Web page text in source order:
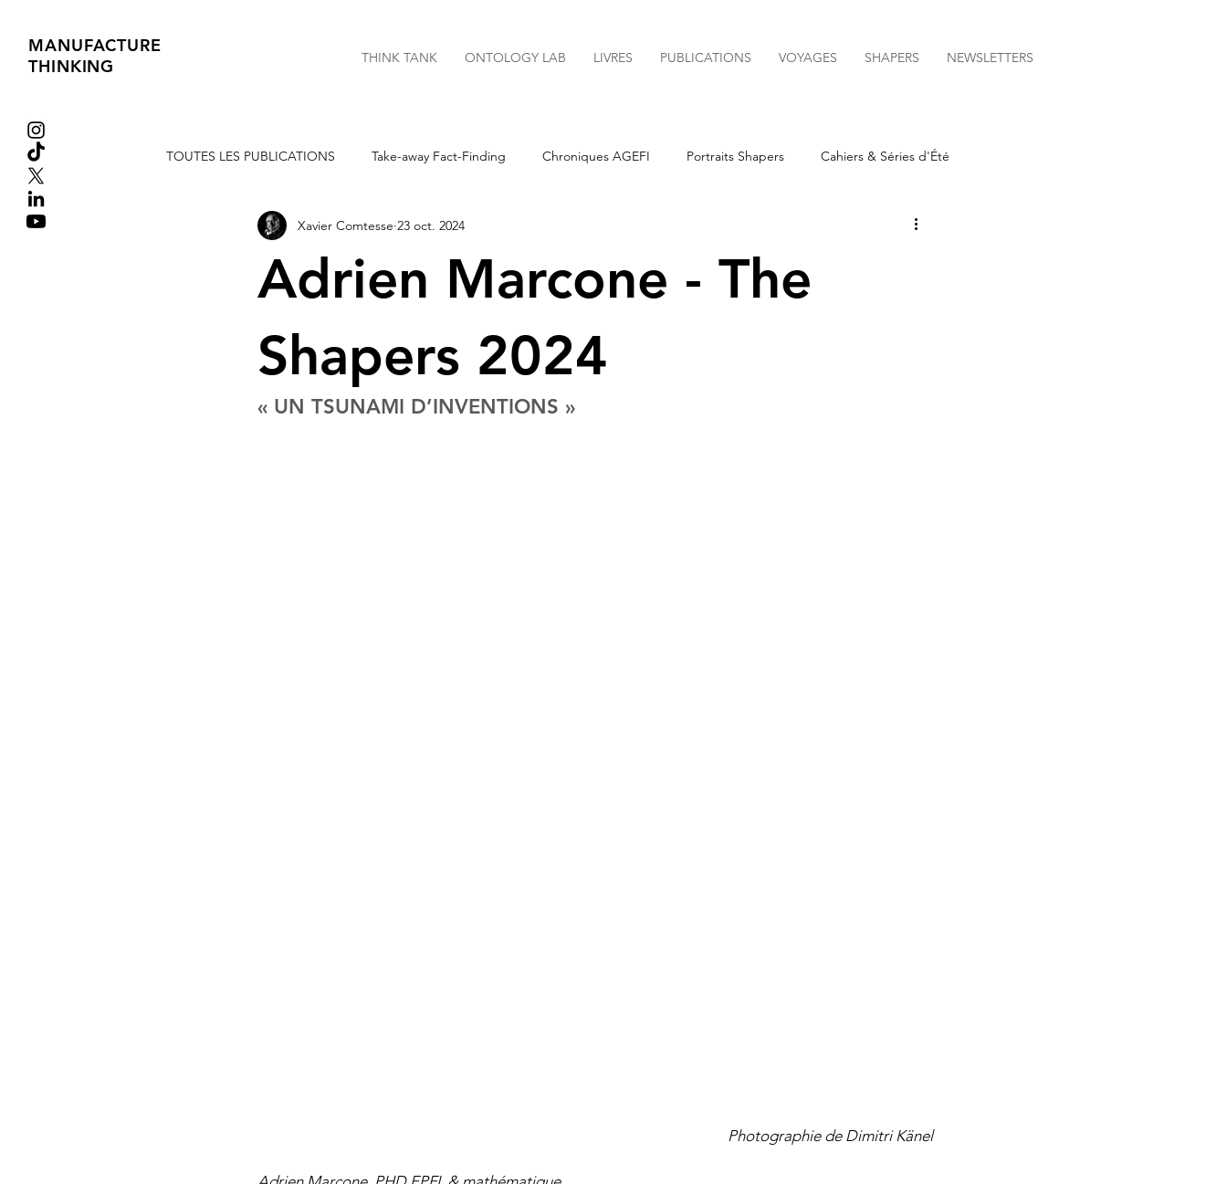
MANUFACTURE
THINKING
THINK TANK ONTOLOGY LAB LIVRES PUBLICATIONS VOYAGES SHAPERS NEWSLETTERS
TOUTES LES PUBLICATIONS Take-away Fact-Finding Chroniques AGEFI Portraits Shapers Cahiers & Séries d'Été
Extraits de Livres Tribune libre Newsletters
Adrien Marcone - The
Shapers 2024
Xavier Comtesse 23 oct. 2024
« UN TSUNAMI D’INVENTIONS »
Photographie de Dimitri Känel